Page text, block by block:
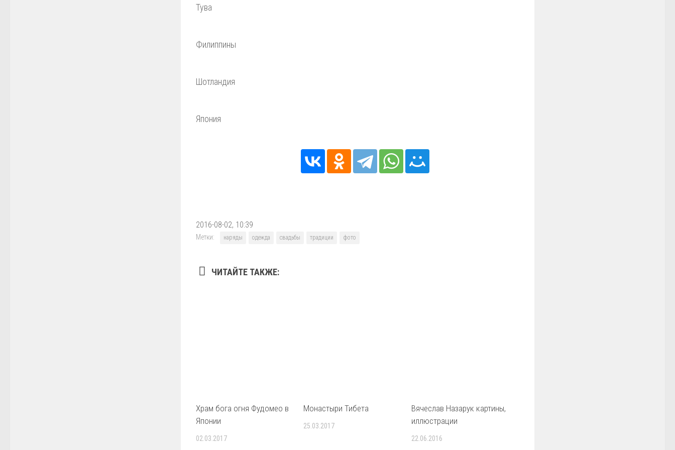
Тува
Филиппины
Шотландия
Япония
2016-08-02, 10:39
Метки: наряды одежда свадьбы традиции фото
ЧИТАЙТЕ ТАКЖЕ:
Храм бога огня Фудомео в
Японии
02.03.2017
Монастыри Тибета
25.03.2017
Вячеслав Назарук картины,
иллюстрации
22.06.2016